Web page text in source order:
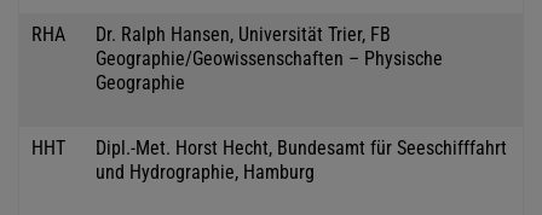
RHA
Dr. Ralph Hansen, Universität Trier, FB
Geographie/Geowissenschaften – Physische
Geographie
HHT
Dipl.-Met. Horst Hecht, Bundesamt für Seeschifffahrt
und Hydrographie, Hamburg